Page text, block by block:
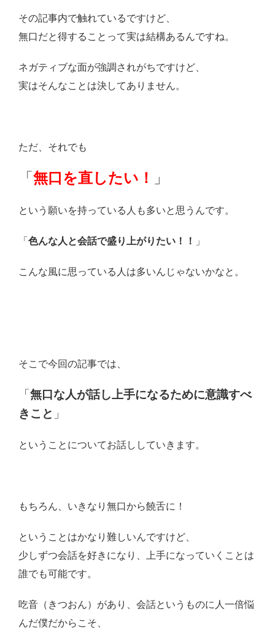
その記事内で触れているですけど、
無口だと得することって実は結構あるんですね。
ネガティブな面が強調されがちですけど、
実はそんなことは決してありません。
ただ、それでも
「無口を直したい！ 」
という願いを持っている人も多いと思うんです。
「 色んな人と会話で盛り上がりたい！！ 」
こんな風に思っている人は多いんじゃないかなと。
そこで今回の記事では、
「 無口な人が話し上手になるために意識すべ
きこと 」
ということについてお話ししていきます。
もちろん、いきなり無口から饒舌に！
ということはかなり難しいんですけど、
少しずつ会話を好きになり、上手になっていくことは
誰でも可能です。
吃音（きつおん）があり、会話というものに人一倍悩
んだ僕だからこそ、